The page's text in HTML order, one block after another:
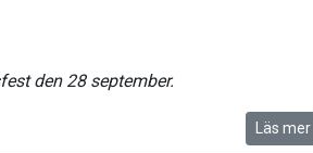
den 28 september.
Läs mer